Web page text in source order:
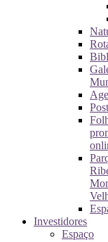
Investidores
Espaço